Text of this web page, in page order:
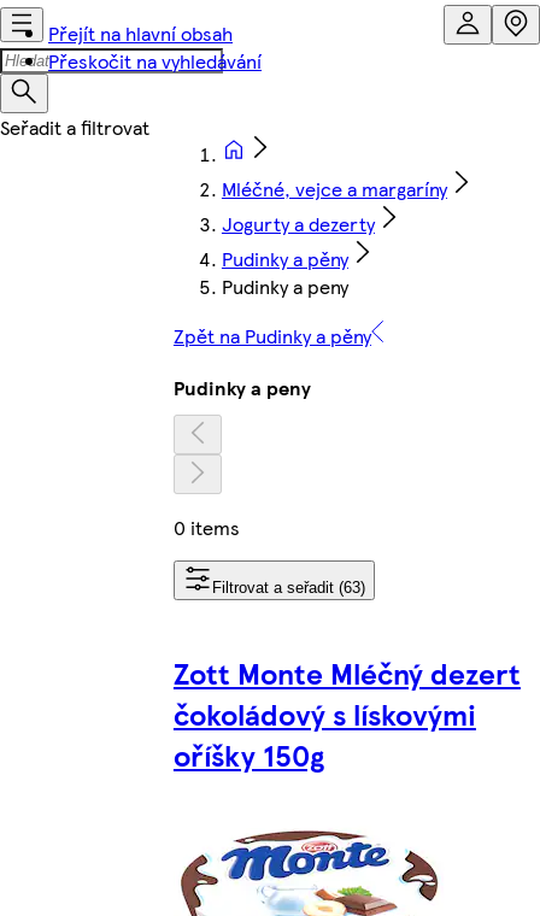
Přejít na hlavní obsah
Přeskočit na vyhledávání
Mléčné, vejce a margaríny
Jogurty a dezerty
Pudinky a pěny
Pudinky a peny
Zpět na Pudinky a pěny
Pudinky a peny
0 items
Filtrovat a seřadit (63)
Zott Monte Mléčný dezert
čokoládový s lískovými
oříšky 150g